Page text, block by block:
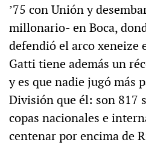
’75 con Unión y
millonario- en Boca,
defendió el arco xeneize
Gatti tiene además un
y es que nadie jugó más
División que él: son 817
copas nacionales e
centenar por encima de